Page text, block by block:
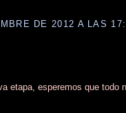
DE 2012 A LAS
etapa, esperemos que todo